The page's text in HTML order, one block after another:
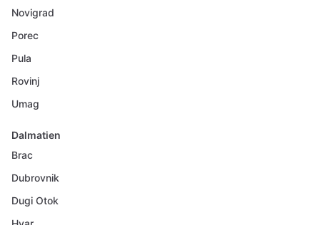
Novigrad
Porec
Pula
Rovinj
Umag
Dalmatien
Brac
Dubrovnik
Dugi Otok